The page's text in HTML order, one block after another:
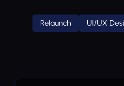
Relaunch UI/UX